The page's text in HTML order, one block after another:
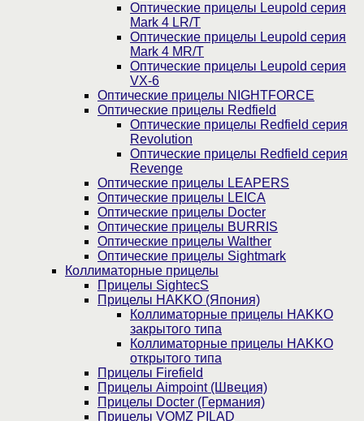
Оптические прицелы Leupold серия
Mark 4 LR/T
Оптические прицелы Leupold серия
Mark 4 MR/T
Оптические прицелы Leupold серия
VX-6
Оптические прицелы NIGHTFORCE
Оптические прицелы Redfield
Оптические прицелы Redfield серия
Revolution
Оптические прицелы Redfield серия
Revenge
Оптические прицелы LEAPERS
Оптические прицелы LEICA
Оптические прицелы Docter
Оптические прицелы BURRIS
Оптические прицелы Walther
Оптические прицелы Sightmark
Коллиматорные прицелы
Прицелы SightecS
Прицелы HAKKO (Япония)
Коллиматорные прицелы HAKKO
закрытого типа
Коллиматорные прицелы HAKKO
открытого типа
Прицелы Firefield
Прицелы Aimpoint (Швеция)
Прицелы Docter (Германия)
Прицелы VOMZ PILAD